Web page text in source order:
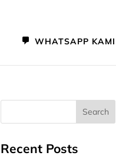
WHATSAPP KAMI
Recent Posts